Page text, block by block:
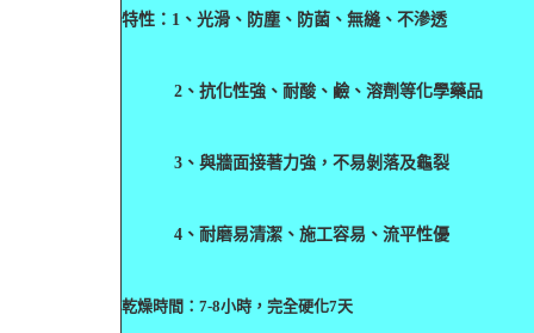
特性： 1 、光滑、防塵、防菌、無縫、不滲透
2 、抗化性強、耐酸、鹼、溶劑等化學藥品
3 、與牆面接著力強，不易剝落及龜裂
4 、耐磨易清潔、施工容易、流平性優
乾燥時間：7-8小時，完全硬化7天